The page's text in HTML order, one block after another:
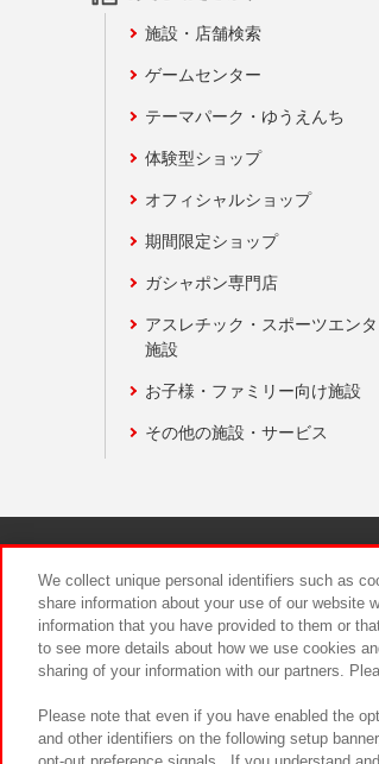
施設・店舗検索
ゲームセンター
テーマパーク・ゆうえんち
体験型ショップ
オフィシャルショップ
期間限定ショップ
ガシャポン専門店
アスレチック・スポーツエンタ
施設
お子様・ファミリー向け施設
その他の施設・サービス
We collect unique personal identifiers such as
share information about your use of our website
information that you have provided to them or
to see more details about how we use cookies
sharing of your information with our partners.
Please note that even if you have enabled the
and other identifiers on the following setup